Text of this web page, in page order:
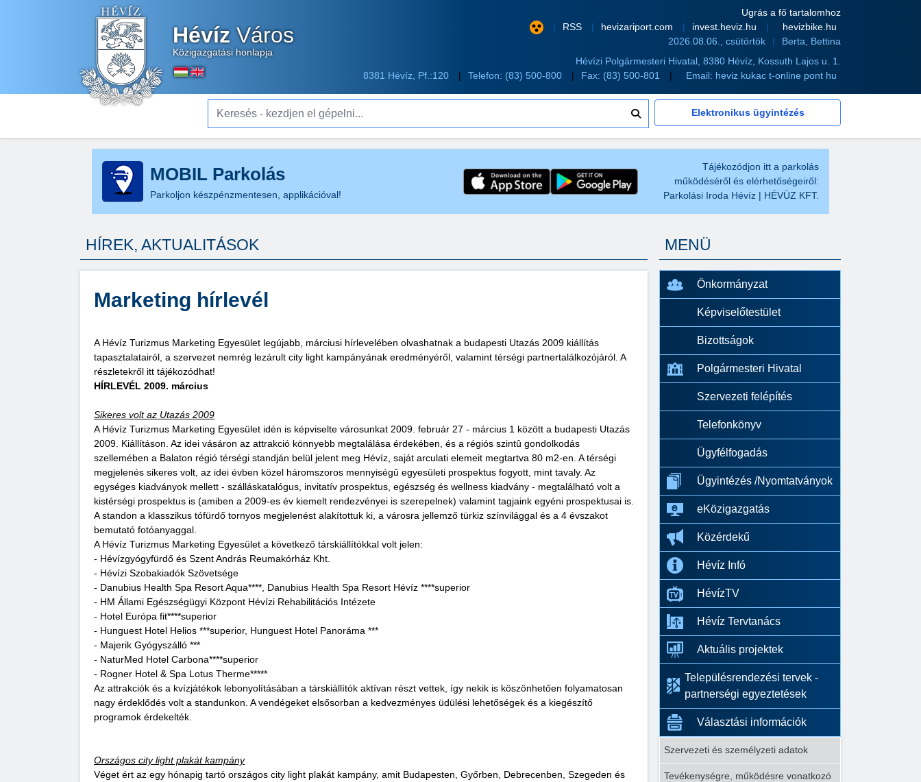
HévízVáros
Közigazgatási honlapja
Ugrás a fő tartalomhoz
RSS
hevizariport.com invest.heviz.hu
hevizbike.hu
2026.08.06., csütörtök
Berta, Bettina
Hévízi Polgármesteri Hivatal, 8380 Hévíz, Kossuth Lajos u. 1.
8381 Hévíz, Pf.:120
Telefon: (83) 500-800 Fax: (83) 500-801 Email: heviz kukac t-online pont hu
Keresés - kezdjen el gépelni...
Elektronikus ügyintézés
MOBIL Parkolás
Parkoljon készpénzmentesen, applikációval!
Tájékozódjon itt a parkolás
működéséről és elérhetőségeiről:
Parkolási Iroda Hévíz | HÉVÜZ KFT.
HÍREK, AKTUALITÁSOK
Marketing hírlevél
A Hévíz Turizmus Marketing Egyesület legújabb, márciusi hírlevelében olvashatnak a budapesti Utazás 2009 kiállítás
tapasztalatairól, a szervezet nemrég lezárult city light kampányának eredményéről, valamint térségi partnertalálkozójáról. A
részletekről itt tájékozódhat!
HÍRLEVÉL 2009. március
Sikeres volt az Utazás 2009
A Hévíz Turizmus Marketing Egyesület idén is képviselte városunkat 2009. február 27 - március 1 között a budapesti Utazás
2009. Kiállításon. Az idei vásáron az attrakció könnyebb megtalálása érdekében, és a régiós szintû gondolkodás
szellemében a Balaton régió térségi standján belül jelent meg Hévíz, saját arculati elemeit megtartva 80 m2-en. A térségi
megjelenés sikeres volt, az idei évben közel háromszoros mennyiségû egyesületi prospektus fogyott, mint tavaly. Az
egységes kiadványok mellett - szálláskatalógus, invitatív prospektus, egészség és wellness kiadvány - megtalálható volt a
kistérségi prospektus is (amiben a 2009-es év kiemelt rendezvényei is szerepelnek) valamint tagjaink egyéni prospektusai is.
A standon a klasszikus tófürdő tornyos megjelenést alakítottuk ki, a városra jellemző türkiz színvilággal és a 4 évszakot
bemutató fotóanyaggal.
A Hévíz Turizmus Marketing Egyesület a következő társkiállítókkal volt jelen:
- Hévízgyógyfürdő és Szent András Reumakórház Kht.
- Hévízi Szobakiadók Szövetsége
- Danubius Health Spa Resort Aqua****, Danubius Health Spa Resort Hévíz ****superior
- HM Állami Egészségügyi Központ Hévízi Rehabilitációs Intézete
- Hotel Európa fit****superior
- Hunguest Hotel Helios ***superior, Hunguest Hotel Panoráma ***
- Majerik Gyógyszálló ***
- NaturMed Hotel Carbona****superior
- Rogner Hotel & Spa Lotus Therme*****
Az attrakciók és a kvízjátékok lebonyolításában a társkiállítók aktívan részt vettek, így nekik is köszönhetően folyamatosan
nagy érdeklődés volt a standunkon. A vendégeket elsősorban a kedvezményes üdülési lehetőségek és a kiegészítő
programok érdekelték.
Országos city light plakát kampány
Véget ért az egy hónapig tartó országos city light plakát kampány, amit Budapesten, Győrben, Debrecenben, Szegeden és
MENÜ
Önkormányzat
Képviselőtestület
Bizottságok
Polgármesteri Hivatal
Szervezeti felépítés
Telefonkönyv
Ügyfélfogadás
Ügyintézés /Nyomtatványok
eKözigazgatás
Közérdekű
Hévíz Infó
HévízTV
Hévíz Tervtanács
Aktuális projektek
Településrendezési tervek -
partnerségi egyeztetések
Választási információk
Szervezeti és személyzeti adatok
Tevékenységre, működésre vonatkozó